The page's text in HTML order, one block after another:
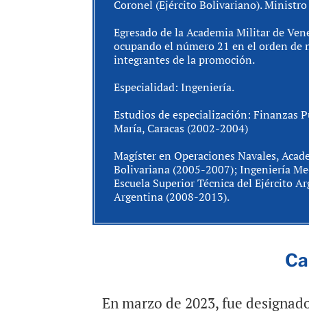
Coronel (Ejército Bolivariano).
Egresado de la Academia Militar de
ocupando el número 21 en el orden de
integrantes de la promoción.
Especialidad: Ingeniería.
Estudios de especialización: Finanzas
María, Caracas (2002-2004)
Magíster en Operaciones Navales,
Bolivariana (2005-2007); Ingeniería
Escuela Superior Técnica del Ejército
Argentina (2008-2013).
En marzo de 2023, fue